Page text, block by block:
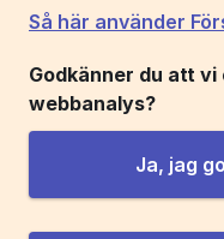
Så här använder
Godkänner du att
webbanalys?
Ja, jag